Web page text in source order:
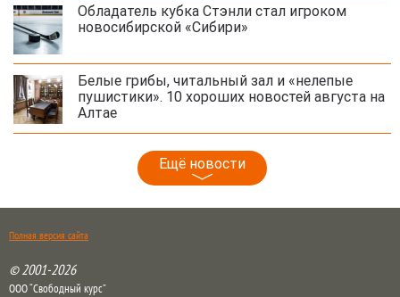
Обладатель кубка Стэнли стал игроком
новосибирской «Сибири»
Белые грибы, читальный зал и «нелепые
пушистики». 10 хороших новостей августа на
Алтае
Ещё новости
Полная версия сайта
© 2001-2026
ООО “Свободный курс”